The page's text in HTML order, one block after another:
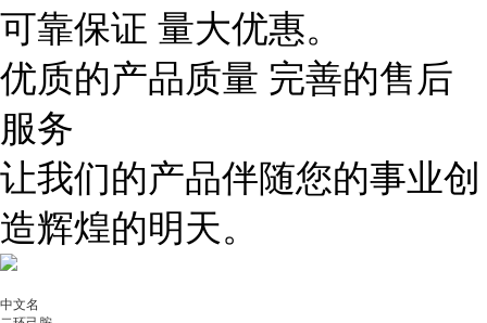
可靠保证 量大优惠。
优质的产品质量 完善的售后
服务
让我们的产品伴随您的事业创
造辉煌的明天。
中文名